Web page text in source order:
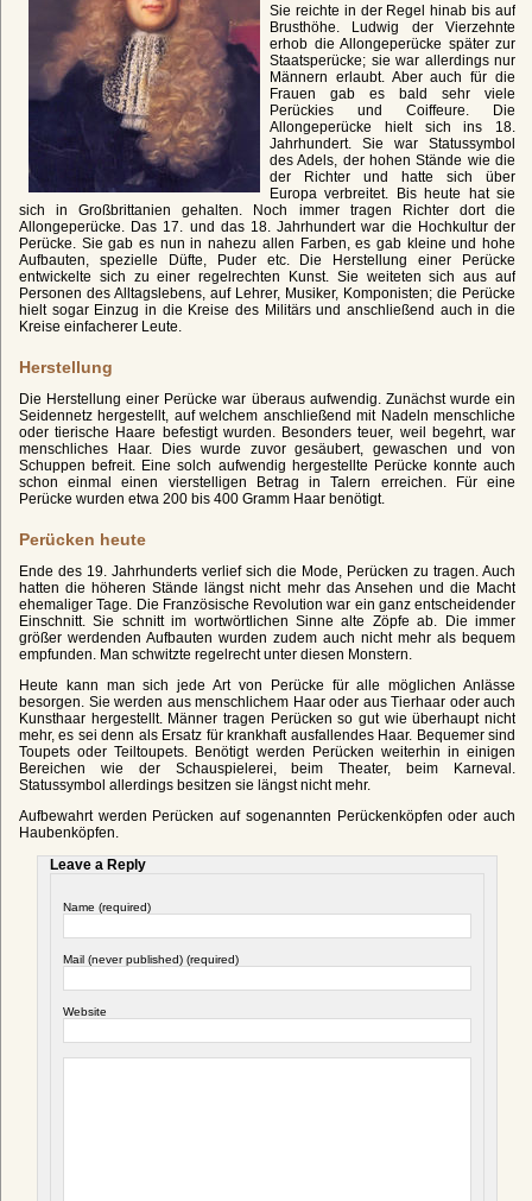
Sie reichte in der Regel hinab bis auf
Brusthöhe. Ludwig der Vierzehnte
erhob die Allongeperücke später zur
Staatsperücke; sie war allerdings nur
Männern erlaubt. Aber auch für die
Frauen gab es bald sehr viele
Perückies und Coiffeure. Die
Allongeperücke hielt sich ins 18.
Jahrhundert. Sie war Statussymbol
des Adels, der hohen Stände wie die
der Richter und hatte sich über
Europa verbreitet. Bis heute hat sie
sich in Großbrittanien gehalten. Noch immer tragen Richter dort die
Allongeperücke. Das 17. und das 18. Jahrhundert war die Hochkultur der
Perücke. Sie gab es nun in nahezu allen Farben, es gab kleine und hohe
Aufbauten, spezielle Düfte, Puder etc. Die Herstellung einer Perücke
entwickelte sich zu einer regelrechten Kunst. Sie weiteten sich aus auf
Personen des Alltagslebens, auf Lehrer, Musiker, Komponisten; die Perücke
hielt sogar Einzug in die Kreise des Militärs und anschließend auch in die
Kreise einfacherer Leute.
Herstellung
Die Herstellung einer Perücke war überaus aufwendig. Zunächst wurde ein
Seidennetz hergestellt, auf welchem anschließend mit Nadeln menschliche
oder tierische Haare befestigt wurden. Besonders teuer, weil begehrt, war
menschliches Haar. Dies wurde zuvor gesäubert, gewaschen und von
Schuppen befreit. Eine solch aufwendig hergestellte Perücke konnte auch
schon einmal einen vierstelligen Betrag in Talern erreichen. Für eine
Perücke wurden etwa 200 bis 400 Gramm Haar benötigt.
Perücken heute
Ende des 19. Jahrhunderts verlief sich die Mode, Perücken zu tragen. Auch
hatten die höheren Stände längst nicht mehr das Ansehen und die Macht
ehemaliger Tage. Die Französische Revolution war ein ganz entscheidender
Einschnitt. Sie schnitt im wortwörtlichen Sinne alte Zöpfe ab. Die immer
größer werdenden Aufbauten wurden zudem auch nicht mehr als bequem
empfunden. Man schwitzte regelrecht unter diesen Monstern.
Heute kann man sich jede Art von Perücke für alle möglichen Anlässe
besorgen. Sie werden aus menschlichem Haar oder aus Tierhaar oder auch
Kunsthaar hergestellt. Männer tragen Perücken so gut wie überhaupt nicht
mehr, es sei denn als Ersatz für krankhaft ausfallendes Haar. Bequemer sind
Toupets oder Teiltoupets. Benötigt werden Perücken weiterhin in einigen
Bereichen wie der Schauspielerei, beim Theater, beim Karneval.
Statussymbol allerdings besitzen sie längst nicht mehr.
Aufbewahrt werden Perücken auf sogenannten Perückenköpfen oder auch
Haubenköpfen.
Leave a Reply
Name (required)
Mail (never published) (required)
Website